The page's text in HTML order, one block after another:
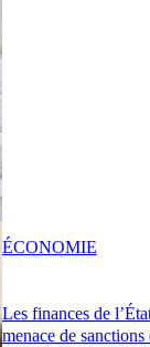
Les finances de
menace de
ÉCONOMIE